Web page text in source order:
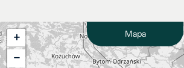
Mapa
+
−